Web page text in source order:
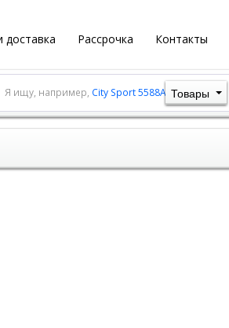
доставка Рассрочка Контакты
Я ищу, например, City Sport 5588A-1Товары